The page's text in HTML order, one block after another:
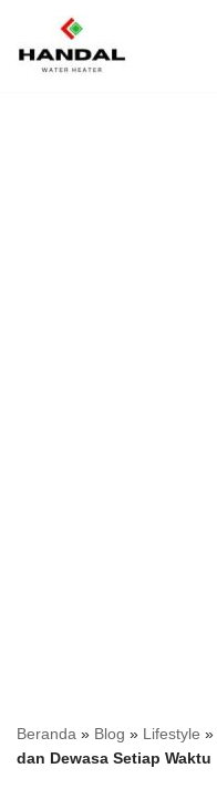
Lompat
Beranda » Blog » Lifestyle »
dan Dewasa Setiap Waktu